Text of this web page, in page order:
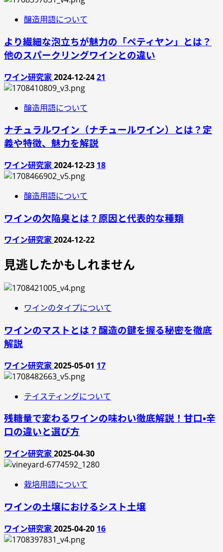
醸造用語について
より繊細な泡立ちが魅力の「ペティヤン」とは？
他のスパークリングワインとの違い
ワイン研究家2024-12-2421
醸造用語について
ナチュラルワイン（ナチュールワイン）とは？定
義や特徴、魅力を解説
ワイン研究家2024-12-23 18
醸造用語について
ワインの欠陥臭とは？原因と代表的な種類
ワイン研究家2024-12-22
見逃したかもしれません
ワインのタイプについて
ワインのマストとは？醸造の鍵を握る秘密を徹底
解説
ワイン研究家2025-05-01 17
テイスティングについて
残糖量で変わるワインの味わい徹底解説！甘口・辛
口の違いと選び方
ワイン研究家2025-04-30
栽培用語について
ワインの土壌におけるシスト土壌
ワイン研究家2025-04-20 16